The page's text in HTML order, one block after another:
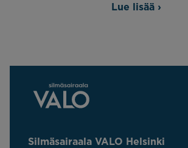
Lue lisää ›
Silmäsairaala VALO Helsinki